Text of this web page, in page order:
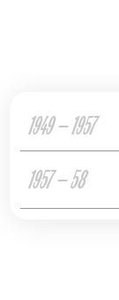
1949 — 1957
1957 — 58